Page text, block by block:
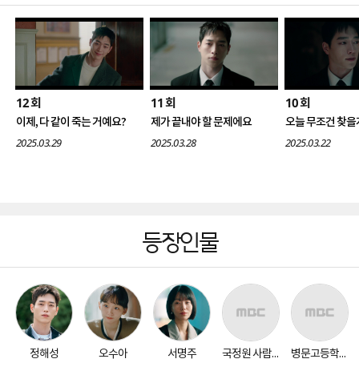
12회
이제, 다 같이 죽는 거예요?
2025.03.29
11회
제가 끝내야 할 문제에요
2025.03.28
10회
오늘 무조건 찾을
2025.03.22
등장인물
정해성 오수아 서명주 국정원 사람들 병문고등학교 학생회